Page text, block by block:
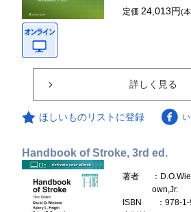
定価24,013円(
詳しく見る
ほしいものリストに登録
Handbook of Stroke, 3rd ed.
著者
：
own,Jr.
ISBN
：978-